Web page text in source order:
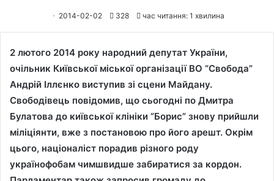
2014-02-02 328 час читання: 1 хвилина
2 лютого 2014 року народний депутат України,
очільник Київської міської організації ВО “Свобода”
Андрій Іллєнко виступив зі сцени Майдану.
Свободівець повідомив, що сьогодні по Дмитра
Булатова до київської клініки “Борис” знову прийшли
міліціянти, вже з постановою про його арешт. Окрім
цього, націоналіст порадив різного роду
українофобам чимшвидше забиратися за кордон.